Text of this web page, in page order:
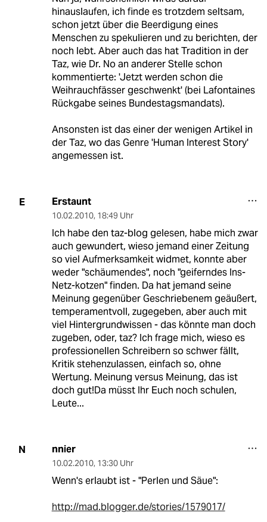
hinauslaufen, ich finde es trotzdem seltsam,
schon jetzt über die Beerdigung eines
Menschen zu spekulieren und zu berichten, der
noch lebt. Aber auch das hat Tradition in der
Taz, wie Dr. No an anderer Stelle schon
kommentierte: 'Jetzt werden schon die
Weihrauchfässer geschwenkt' (bei Lafontaines
Rückgabe seines Bundestagsmandats).
Ansonsten ist das einer der wenigen Artikel in
der Taz, wo das Genre 'Human Interest Story'
angemessen ist.
E Erstaunt
10.02.2010, 18:49 Uhr
Ich habe den taz-blog gelesen, habe mich zwar
auch gewundert, wieso jemand einer Zeitung
so viel Aufmerksamkeit widmet, konnte aber
weder "schäumendes", noch "geiferndes Ins-
Netz-kotzen" finden. Da hat jemand seine
Meinung gegenüber Geschriebenem geäußert,
temperamentvoll, zugegeben, aber auch mit
viel Hintergrundwissen - das könnte man doch
zugeben, oder, taz? Ich frage mich, wieso es
professionellen Schreibern so schwer fällt,
Kritik stehenzulassen, einfach so, ohne
Wertung. Meinung versus Meinung, das ist
doch gut!Da müsst Ihr Euch noch schulen,
Leute...
N nnier
10.02.2010, 13:30 Uhr
Wenn's erlaubt ist - "Perlen und Säue":
http://mad.blogger.de/stories/1579017/